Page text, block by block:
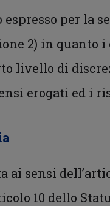
per la
2) in
livello di
erogati ed i
ai sensi
10 dello